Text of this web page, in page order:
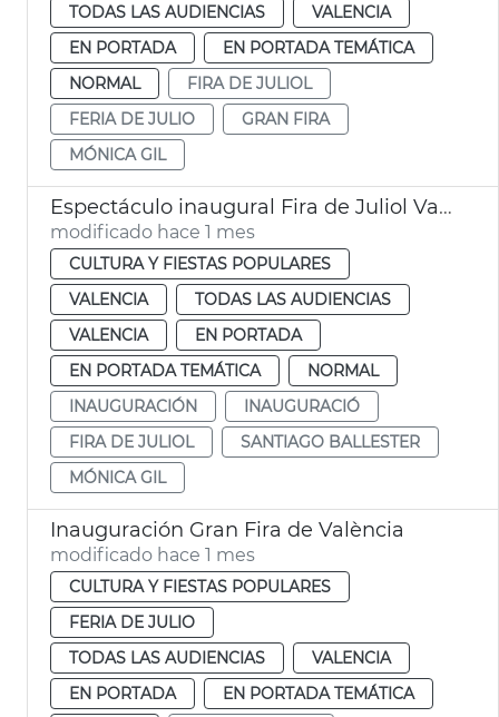
TODAS LAS AUDIENCIAS
VALENCIA
EN PORTADA
EN PORTADA TEMÁTICA
NORMAL
FIRA DE JULIOL
FERIA DE JULIO
GRAN FIRA
MÓNICA GIL
Espectáculo inaugural Fira de Juliol València
modificado hace 1 mes
CULTURA Y FIESTAS POPULARES
VALENCIA
TODAS LAS AUDIENCIAS
VALENCIA
EN PORTADA
EN PORTADA TEMÁTICA
NORMAL
INAUGURACIÓN
INAUGURACIÓ
FIRA DE JULIOL
SANTIAGO BALLESTER
MÓNICA GIL
Inauguración Gran Fira de València
modificado hace 1 mes
CULTURA Y FIESTAS POPULARES
FERIA DE JULIO
TODAS LAS AUDIENCIAS
VALENCIA
EN PORTADA
EN PORTADA TEMÁTICA